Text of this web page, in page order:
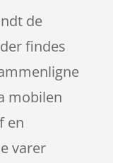
de
findes
mobilen
en
varer